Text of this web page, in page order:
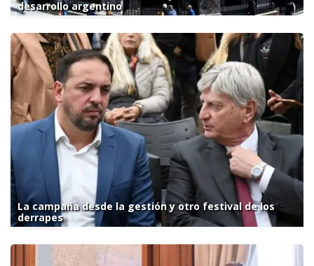
desarrollo argentino
La campaña desde la gestión y otro festival de los
derrapes